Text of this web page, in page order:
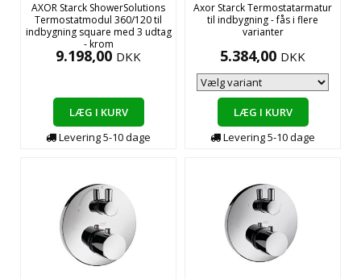
AXOR Starck ShowerSolutions
Termostatmodul 360/120 til
indbygning square med 3 udtag
- krom
9.198,00 DKK
LÆG I KURV
Levering5-10dage
Axor Starck Termostatarmatur
til indbygning - fås i flere
varianter
5.384,00 DKK
LÆG I KURV
Levering5-10dage